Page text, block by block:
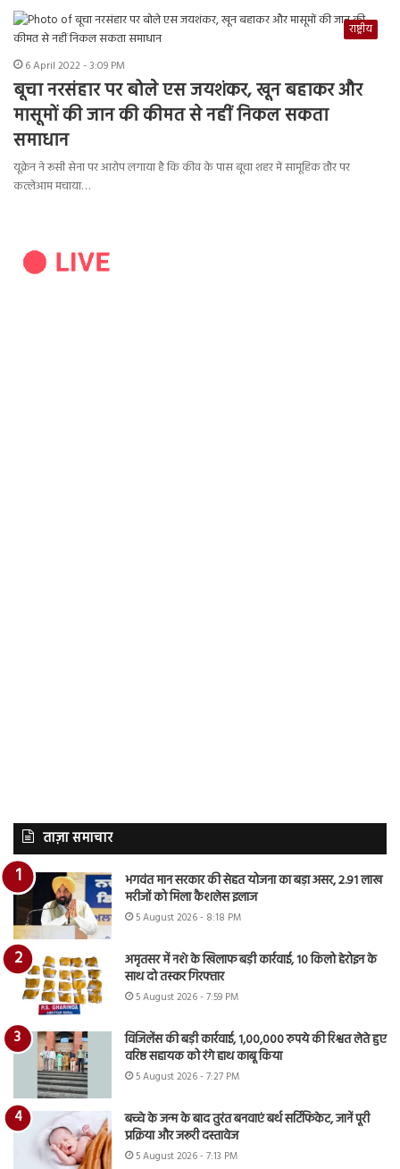
राष्ट्रीय
6 April 2022 - 3:09 PM
बूचा नरसंहार पर बोले एस जयशंकर, खून बहाकर और
मासूमों की जान की कीमत से नहीं निकल सकता
समाधान
यूक्रेन ने रूसी सेना पर आरोप लगाया है कि कीव के पास बूचा शहर में सामूहिक तौर पर
कत्लेआम मचाया…
ताज़ा समाचार
भगवंत मान सरकार की सेहत योजना का बड़ा असर, 2.91 लाख
मरीजों को मिला कैशलेस इलाज
5 August 2026 - 8:18 PM
अमृतसर में नशे के खिलाफ बड़ी कार्रवाई, 10 किलो हेरोइन के
साथ दो तस्कर गिरफ्तार
5 August 2026 - 7:59 PM
विजिलेंस की बड़ी कार्रवाई, 1,00,000 रुपये की रिश्वत लेते हुए
वरिष्ठ सहायक को रंगे हाथ काबू किया
5 August 2026 - 7:27 PM
बच्चे के जन्म के बाद तुरंत बनवाएं बर्थ सर्टिफिकेट, जानें पूरी
प्रक्रिया और जरूरी दस्तावेज
5 August 2026 - 7:13 PM